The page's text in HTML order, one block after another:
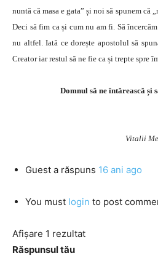
nuntă că masa e gata” și noi să spunem că
Deci să fim ca și cum nu am fi. Să
nu altfel. Iată ce dorește apostolul să
Creator iar restul să ne fie ca și trepte spre
Domnul să ne întărească și
Vitalii
Guest a răspuns 16 ani ago
You must login to post
Afișare 1 rezultat
Răspunsul tău